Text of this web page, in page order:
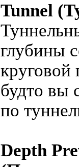
Tunnel
глубины
круговой
будто вы
по
Depth